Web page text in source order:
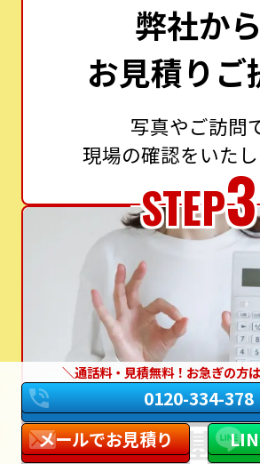
弊社から
お見積りご
写真やご訪問
現場の確認をいたし
STEP3
設置基準
通話料・見積無料！お急ぎの方
0120-334-378
メールでお見積り